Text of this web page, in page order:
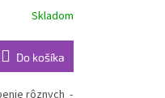
Skladom
Do košíka
rôznych -